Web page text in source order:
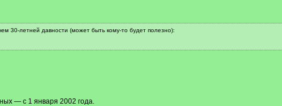
30-летней давности (может быть кому-то будет полезно):
— с 1 января 2002 года.